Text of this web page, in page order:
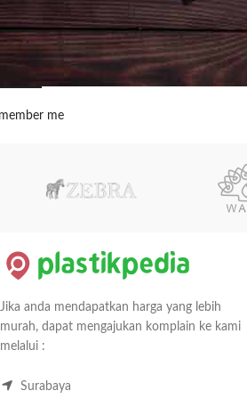
me
Jika anda mendapatkan harga yang lebih
murah, dapat mengajukan komplain ke kami
melalui :
Surabaya